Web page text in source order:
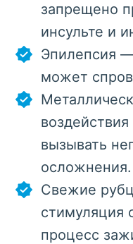
запрещено
инсульте и
Эпилепсия
может
вызывать
осложнения.
Свежие
стимуляция
процесс